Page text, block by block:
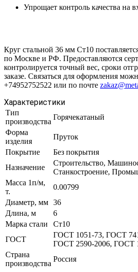
Упрощает контроль качества на
Круг стальной 36 мм Ст10
по Москве и РФ. Предоставляются
контролируется точный вес, сроки
заказе. Связаться для оформления
+74952752522 или по почте
Характеристики
Тип
производства
Горячекатаный
Форма
изделия
Пруток
Покрытие
Без покрытия
Назначение
Строительство,
Станкостроение,
Масса 1п/м,
т.
0.00799
Диаметр, мм 36
Длина, м
6
Марка стали
Ст10
ГОСТ
ГОСТ 1051-73, ГОСТ
ГОСТ 2590-2006, ГОСТ
Страна
производства
Россия